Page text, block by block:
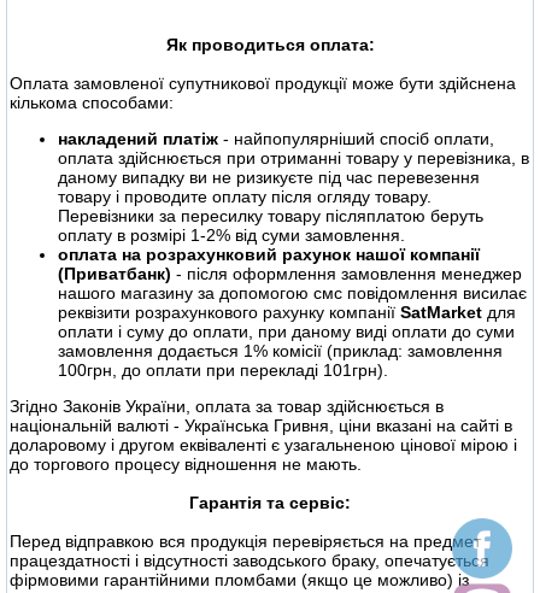
Як проводиться оплата:
Оплата замовленої супутникової продукції може бути здійснена
кількома способами:
накладений платіж - найпопулярніший спосіб оплати,
оплата здійснюється при отриманні товару у перевізника, в
даному випадку ви не ризикуєте під час перевезення
товару і проводите оплату після огляду товару.
Перевізники за пересилку товару післяплатою беруть
оплату в розмірі 1-2% від суми замовлення.
оплата на розрахунковий рахунок нашої компанії
(Приватбанк) - після оформлення замовлення менеджер
нашого магазину за допомогою смс повідомлення висилає
реквізити розрахункового рахунку компанії SatMarket для
оплати і суму до оплати, при даному виді оплати до суми
замовлення додається 1% комісії (приклад: замовлення
100грн, до оплати при перекладі 101грн).
Згідно Законів України, оплата за товар здійснюється в
національній валюті - Українська Гривня, ціни вказані на сайті в
доларовому і другом еквіваленті є узагальненою цінової мірою і
до торгового процесу відношення не мають.
Гарантія та сервіс:
Перед відправкою вся продукція перевіряється на предмет
працездатності і відсутності заводського браку, опечатується
фірмовими гарантійними пломбами (якщо це можливо) із